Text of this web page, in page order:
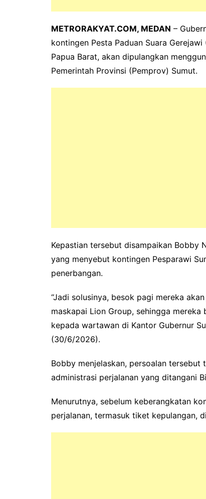
METRORAKYAT.COM, MEDAN –
kontingen Pesta Paduan Suara
Papua Barat, akan dipulangkan
Pemerintah Provinsi (Pemprov) Sumut.
Kepastian tersebut disampaikan Bobby
yang menyebut kontingen Pesparawi
penerbangan.
“Jadi solusinya, besok pagi mereka
maskapai Lion Group, sehingga
kepada wartawan di Kantor Gubernur
(30/6/2026).
Bobby menjelaskan, persoalan
administrasi perjalanan yang ditangani
Menurutnya, sebelum keberangkatan
perjalanan, termasuk tiket kepulangan,